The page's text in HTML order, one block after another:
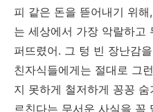
피 같은 돈을 뜯어내기 위
는 세상에서 가장 악랄하고
퍼뜨렸어. 그 텅 빈 장난감
친자식들에게는 절대로 그
지 못하게 철저하게 꽁꽁
르친다는 무서운 사실을 꼭